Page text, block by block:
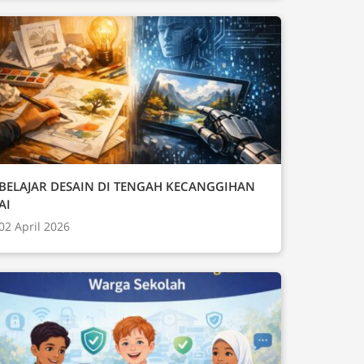
BELAJAR DESAIN DI TENGAH KECANGGIHAN
April 2026